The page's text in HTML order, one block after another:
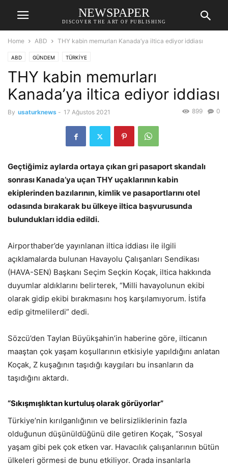
NEWSPAPER
DISCOVER THE ART OF PUBLISHING
Home ABD THY kabin memurları Kanada’ya iltica ediyor iddiası
ABD GÜNDEM TÜRKİYE
THY kabin memurları
Kanada’ya iltica ediyor iddiası
By usaturknews - 17 Ağustos 2021 0
899
Geçtiğimiz aylarda ortaya çıkan gri pasaport skandalı
sonrası Kanada’ya uçan THY uçaklarının kabin
ekiplerinden bazılarının, kimlik ve pasaportlarını otel
odasında bırakarak bu ülkeye iltica başvurusunda
bulundukları iddia edildi.
Airporthaber’de yayınlanan iltica iddiası ile ilgili
açıklamalarda bulunan Havayolu Çalışanları Sendikası
(HAVA-SEN) Başkanı Seçim Seçkin Koçak, iltica hakkında
duyumlar aldıklarını belirterek, “Milli havayolunun ekibi
olarak gidip ekibi bırakmasını hoş karşılamıyorum. İstifa
edip gitmelilerdi” dedi.
Sözcü’den Taylan Büyükşahin’in haberine göre, ilticanın
maaştan çok yaşam koşullarının etkisiyle yapıldığını anlatan
Koçak, Z kuşağının taşıdığı kaygıları bu insanların da
taşıdığını aktardı.
“Sıkışmışlıktan kurtuluş olarak görüyorlar”
Türkiye’nin kırılganlığının ve belirsizliklerinin fazla
olduğunun düşünüldüğünü dile getiren Koçak, “Sosyal
yaşam gibi pek çok etken var. Havacılık çalışanlarının bütün
ülkeleri görmesi de bunu etkiliyor. Orada insanlarla